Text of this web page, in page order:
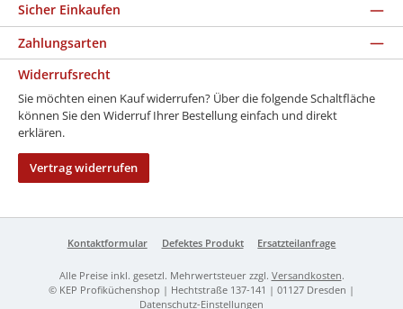
Sicher Einkaufen
Zahlungsarten
Widerrufsrecht
Sie möchten einen Kauf widerrufen? Über die folgende Schaltfläche
können Sie den Widerruf Ihrer Bestellung einfach und direkt
erklären.
Vertrag widerrufen
Kontaktformular Defektes Produkt Ersatzteilanfrage
Alle Preise inkl. gesetzl. Mehrwertsteuer zzgl. Versandkosten.
© KEP Profiküchenshop | Hechtstraße 137-141 | 01127 Dresden |
Datenschutz-Einstellungen